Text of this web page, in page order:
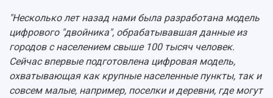
"Несколько лет назад нами была разработана модель
цифрового "двойника", обрабатывавшая данные из
городов с населением свыше 100 тысяч человек.
Сейчас впервые подготовлена цифровая модель,
охватывающая как крупные населенные пункты, так и
совсем малые, например, поселки и деревни, где могут